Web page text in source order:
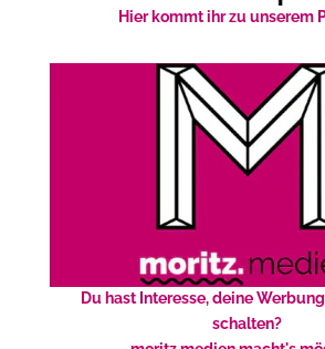
Hier kommt ihr zu unserem
Du hast Interesse, deine
schalten?